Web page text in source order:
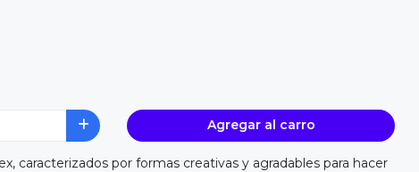
Agregar al carro
caracterizados por formas creativas y agradables para hacer